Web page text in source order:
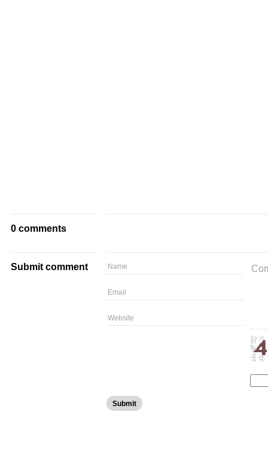
0 comments
Submit comment